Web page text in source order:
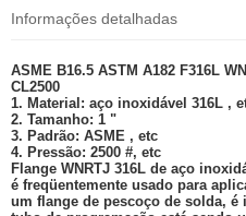
Informações detalhadas
ASME B16.5 ASTM A182 F316L
CL2500
1. Material: aço inoxidável 316L ,
2. Tamanho: 1 "
3. Padrão: ASME , etc
4. Pressão: 2500 #, etc
Flange WNRTJ 316L de aço
é freqüentemente usado para
um flange de pescoço de solda, é